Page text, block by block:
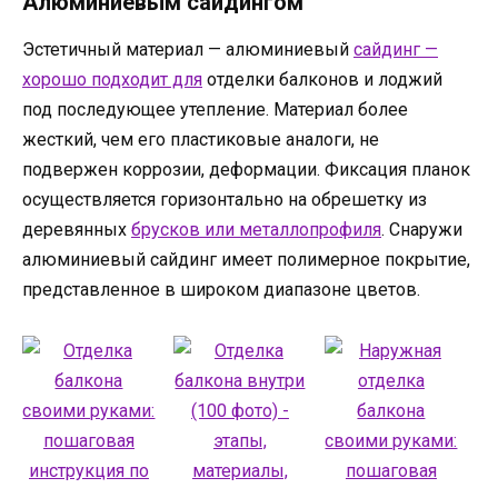
Эстетичный материал — алюминиевый сайдинг —
хорошо подходит для отделки балконов и лоджий
под последующее утепление. Материал более
жесткий, чем его пластиковые аналоги, не
подвержен коррозии, деформации. Фиксация планок
осуществляется горизонтально на обрешетку из
деревянных брусков или металлопрофиля. Снаружи
алюминиевый сайдинг имеет полимерное покрытие,
представленное в широком диапазоне цветов.